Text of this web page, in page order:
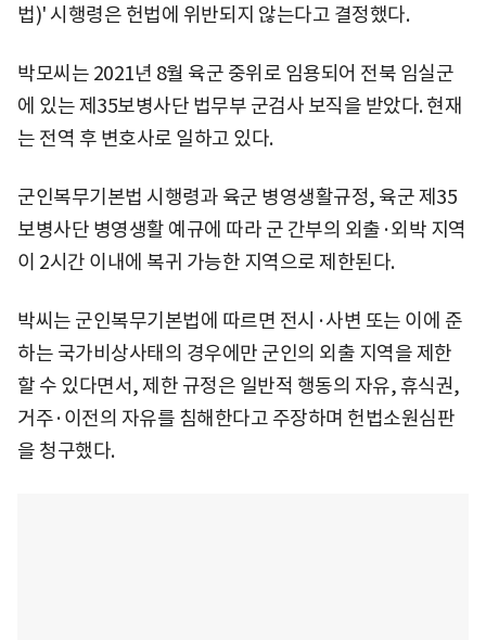
법)' 시행령은 헌법에 위반되지 않는다고 결정했다.
박모씨는 2021년 8월 육군 중위로 임용되어 전북 임실군
에 있는 제35보병사단 법무부 군검사 보직을 받았다. 현재
는 전역 후 변호사로 일하고 있다.
군인복무기본법 시행령과 육군 병영생활규정, 육군 제35
보병사단 병영생활 예규에 따라 군 간부의 외출·외박 지역
이 2시간 이내에 복귀 가능한 지역으로 제한된다.
박씨는 군인복무기본법에 따르면 전시·사변 또는 이에 준
하는 국가비상사태의 경우에만 군인의 외출 지역을 제한
할 수 있다면서, 제한 규정은 일반적 행동의 자유, 휴식권,
거주·이전의 자유를 침해한다고 주장하며 헌법소원심판
을 청구했다.